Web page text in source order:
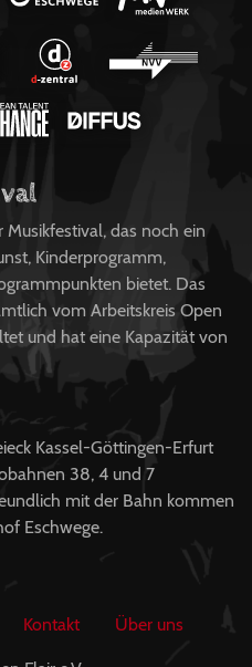
das noch ein
Kinderprogramm,
bietet. Das
vom Arbeitskreis Open
und hat eine Kapazität von
Kassel-Göttingen-Erfurt
38, 4 und 7
mit der Bahn kommen
Eschwege.
Kontakt Über uns